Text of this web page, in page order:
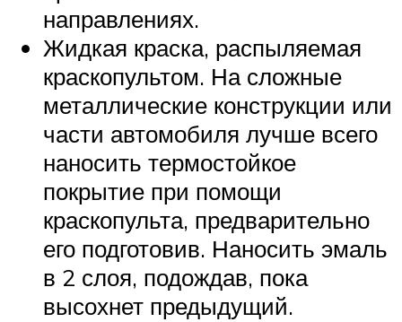
направлениях.
Жидкая краска, распыляемая
краскопультом. На сложные
металлические конструкции или
части автомобиля лучше всего
наносить термостойкое
покрытие при помощи
краскопульта, предварительно
его подготовив. Наносить эмаль
в 2 слоя, подождав, пока
высохнет предыдущий.